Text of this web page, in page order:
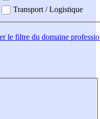
Transport / Logistique
le filtre du domaine